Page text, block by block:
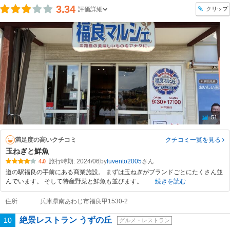
3.34 評価詳細 クリップ
51
満足度の高いクチコミ クチコミ一覧を見る
玉ねぎと鮮魚
4.0 旅行時期: 2024/06byluvento2005
道の駅福良の手前にある商業施設。 まずは玉ねぎがブランドごとにたくさん並
んでいます。 そして特産野菜と鮮魚も並びます。
続きを読む
住所 兵庫県南あわじ市福良甲1530-2
10 絶景レストラン うずの丘 グルメ・レストラン